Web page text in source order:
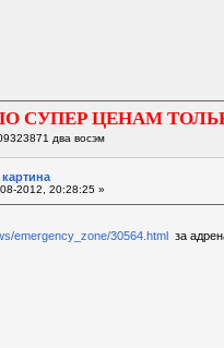
СУПЕР ЦЕНАМ
два восэм
2012, 20:28:25 »
emergency_zone/30564.html за